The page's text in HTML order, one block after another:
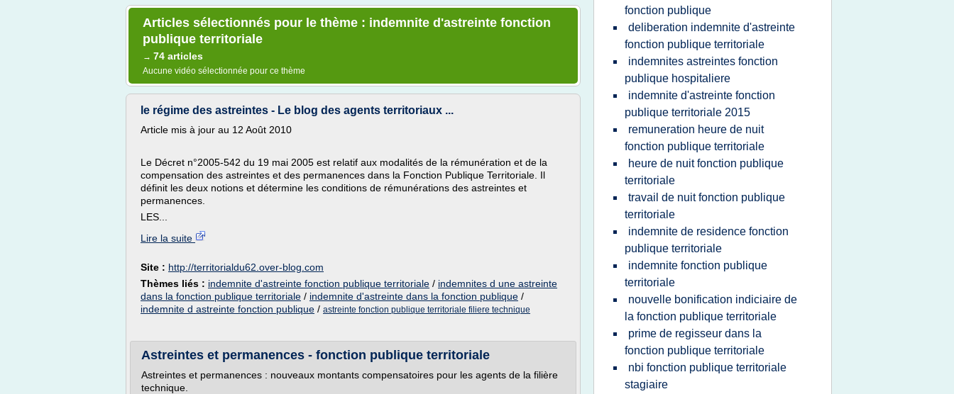
Articles sélectionnés pour le thème : indemnite d'astreinte fonction
publique territoriale
→ 74 articles
Aucune vidéo sélectionnée pour ce thème
le régime des astreintes - Le blog des agents territoriaux ...
Article mis à jour au 12 Août 2010
Le Décret n°2005-542 du 19 mai 2005 est relatif aux modalités de la rémunération et de la
compensation des astreintes et des permanences dans la Fonction Publique Territoriale. Il
définit les deux notions et détermine les conditions de rémunérations des astreintes et
permanences.
LES...
Lire la suite
Site : http://territorialdu62.over-blog.com
Thèmes liés : indemnite d'astreinte fonction publique territoriale / indemnites d une astreinte
dans la fonction publique territoriale / indemnite d'astreinte dans la fonction publique /
indemnite d astreinte fonction publique / astreinte fonction publique territoriale filiere technique
Astreintes et permanences - fonction publique territoriale
Astreintes et permanences : nouveaux montants compensatoires pour les agents de la filière
technique.
fonction publique
deliberation indemnite d'astreinte
fonction publique territoriale
indemnites astreintes fonction
publique hospitaliere
indemnite d'astreinte fonction
publique territoriale 2015
remuneration heure de nuit
fonction publique territoriale
heure de nuit fonction publique
territoriale
travail de nuit fonction publique
territoriale
indemnite de residence fonction
publique territoriale
indemnite fonction publique
territoriale
nouvelle bonification indiciaire de
la fonction publique territoriale
prime de regisseur dans la
fonction publique territoriale
nbi fonction publique territoriale
stagiaire